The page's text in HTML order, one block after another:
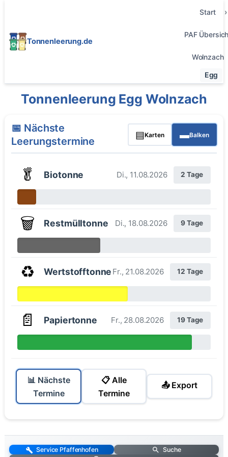
Tonnenleerung.de
Start
PAF
Wolnzach
Egg
Tonnenleerung Egg Wolnzach
📅 Nächste
Leerungstermine
▤Karten ▬Balken
🥬 Biotonne Di., 11.08.2026 2 Tage
🗑️ Restmülltonne Di., 18.08.2026 9 Tage
♻️ Wertstofftonne Fr., 21.08.2026 12 Tage
📄 Papiertonne Fr., 28.08.2026 19 Tage
📊 Nächste
Termine
📋 Alle
Termine
📤 Export
Service Pfaffenhofen
Suche